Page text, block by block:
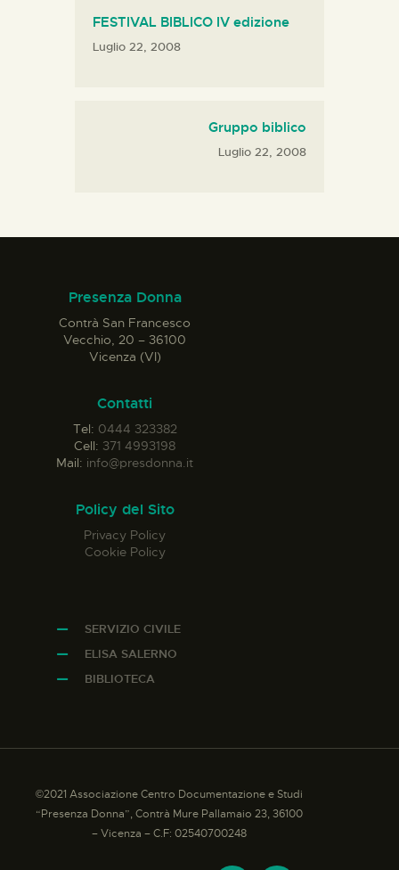
FESTIVAL BIBLICO IV edizione
Luglio 22, 2008
Gruppo biblico
Luglio 22, 2008
Presenza Donna
Contrà San Francesco
Vecchio, 20 – 36100
Vicenza (VI)
Contatti
Tel: 0444 323382
Cell: 371 4993198
Mail: info@presdonna.it
Policy del Sito
Privacy Policy
Cookie Policy
SERVIZIO CIVILE
ELISA SALERNO
BIBLIOTECA
©2021 Associazione Centro Documentazione e Studi
“Presenza Donna”, Contrà Mure Pallamaio 23, 36100
– Vicenza – C.F: 02540700248